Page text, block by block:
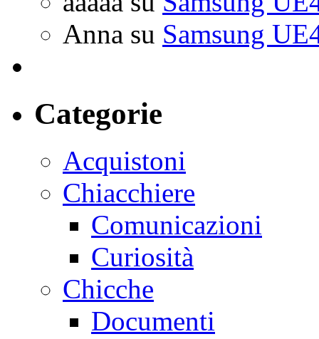
Anna su Samsung
Categorie
Acquistoni
Chiacchiere
Comunicazioni
Curiosità
Chicche
Documenti